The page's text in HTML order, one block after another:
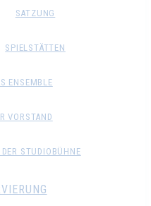
SATZUNG
SPIELSTÄTTEN
ENSEMBLE
VORSTAND
DER STUDIOBÜHNE